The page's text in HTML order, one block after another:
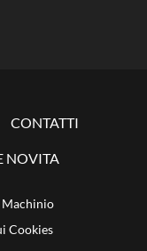
Cookies
Machinio
CONTATTI
NOVITA